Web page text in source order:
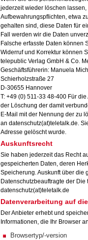
jederzeit wieder löschen
Aufbewahrungspflichten, etwa
gehalten sind, diese Daten für
Fall werden wir die Daten
Falsche erfasste Daten können
Widerruf und Korrektur können
telepublic Verlag GmbH & Co.
Geschäftsführerin: Manuela
Schierholzstraße 27
D-30655 Hannover
T: +49 (0) 511-33 48-400 Für
der Löschung der damit
E-Mail mit der Nennung der zu
an datenschutz(at)teletalk.de.
Adresse gelöscht wurde.
Auskunftsrecht
Sie haben jederzeit das Recht
gespeicherten Daten, deren
Speicherung. Auskunft über die
Datenschutzbeauftragte der
datenschutz(at)teletalk.de
Datenverarbeitung auf
Der Anbieter erhebt und
Informationen, die Ihr Browser
Browsertyp/-version